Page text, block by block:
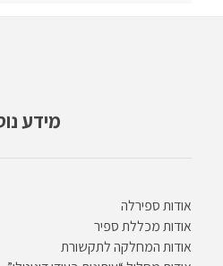
מידע
אודות ספירלה
אודות מכללת ספיר
אודות המחלקה לתקשורת